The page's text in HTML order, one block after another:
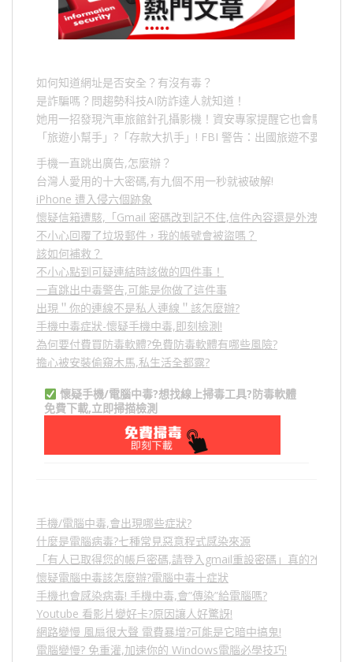
如何知道網址是否安全？有沒有毒？
是詐騙嗎？問趨勢科技AI防詐達人就知道！
她用一招發現汽車旅館針孔攝影機！資安專家提醒它也會駭人成
「旅遊小幫手」 ? 「存款大扒手」 ! FBI 警告：出國旅遊不要做的
手機一直跳出廣告,怎麼辦？
台灣人愛用的十大密碼,有九個不用一秒就被破解!
iPhone 遭入侵六個跡象
懷疑信箱遭駭,「Gmail 密碼改到記不住,信件內容還是外洩？」,
不小心回覆了垃圾郵件，我的帳號會被盜嗎？
該如何補救？
不小心點到可疑連結時該做的四件事！
一直跳出中毒警告,可能是你做了這件事
出現＂你的連線不是私人連線＂該怎麼辦?
手機中毒症狀-懷疑手機中毒,即刻檢測!
為何要付費買防毒軟體?免費防毒軟體有哪些風險?
擔心被安裝偷窺木馬,私生活全都露?
懷疑手機/電腦中毒?想找線上掃毒工具?防毒軟體
免費下載,立即掃描檢測
手機/電腦中毒,會出現哪些症狀?
什麼是電腦病毒?七種常見惡意程式感染來源
「有人已取得您的帳戶密碼,請登入gmail重設密碼」真的?假的?5
懷疑電腦中毒該怎麼辦?電腦中毒十症狀
手機也會感染病毒! 手機中毒,會”傳染”給電腦嗎?
Youtube 看影片變好卡?原因讓人好驚訝!
網路變慢 風扇很大聲 電費暴增?可能是它暗中搞鬼!
電腦變慢? 免重灌,加速你的 Windows電腦必學技巧!